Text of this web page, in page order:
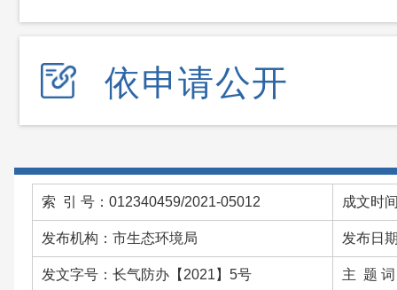
依申请公开
索 引 号：012340459/2021-05012 成文时
发布机构：市生态环境局 发布日
发文字号：长气防办【2021】5号 主 题 词